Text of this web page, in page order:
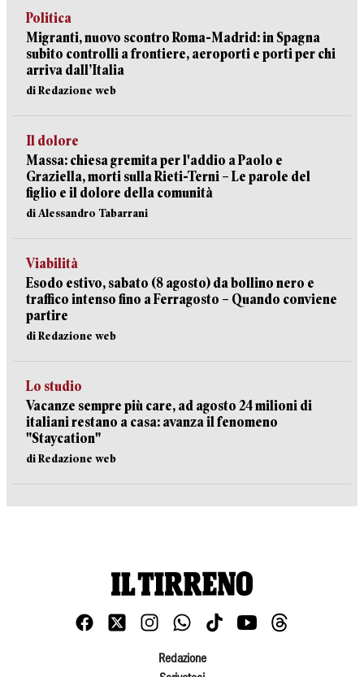
Politica
Migranti, nuovo scontro Roma-Madrid: in Spagna
subito controlli a frontiere, aeroporti e porti per chi
arriva dall’Italia
di Redazione web
Il dolore
Massa: chiesa gremita per l'addio a Paolo e
Graziella, morti sulla Rieti-Terni – Le parole del
figlio e il dolore della comunità
di Alessandro Tabarrani
Viabilità
Esodo estivo, sabato (8 agosto) da bollino nero e
traffico intenso fino a Ferragosto – Quando conviene
partire
di Redazione web
Lo studio
Vacanze sempre più care, ad agosto 24 milioni di
italiani restano a casa: avanza il fenomeno
"Staycation"
di Redazione web
Redazione